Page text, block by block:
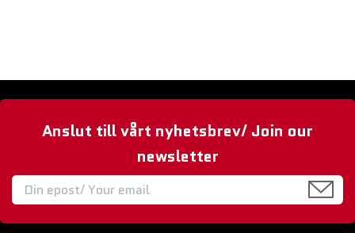
Anslut till vårt nyhetsbrev/ Join our
newsletter